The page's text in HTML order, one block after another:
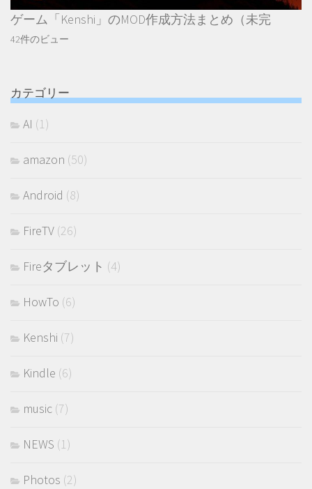
ゲーム「Kenshi」のMOD作成方法まとめ（未完
42件のビュー
カテゴリー
AI (1)
amazon (50)
Android (8)
FireTV (26)
Fireタブレット (4)
HowTo (6)
Kenshi (7)
Kindle (6)
music (7)
NEWS (1)
Photos (2)